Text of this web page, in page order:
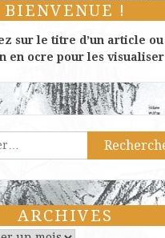
BIENVENUE !
sur le titre d’un article ou
en ocre pour les visualiser
ARCHIVES